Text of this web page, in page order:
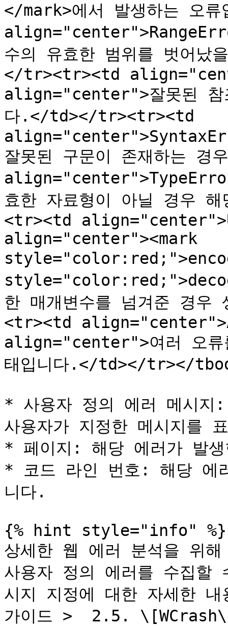
</mark>에서 발생하는 오
수의 유효한 범위를 벗어났
</tr><tr><td
align="center">잘못된 참
다.</td></tr><tr><td
잘못된 구문이 존재하는
효한 자료형이 아닐 경우
<tr><td
align="center"><mark
한 매개변수를 넘겨준 경
<tr><td
align="center">여러 오류
태입니다.</td></tr></
* 사용자 정의 에러 메시지
사용자가 지정한 메시지를
* 페이지: 해당 에러가 발생
* 코드 라인 번호: 해당 에
니다.
{% hint style="info" %}
상세한 웹 에러 분석을 위
사용자 정의 에러를 수집
시지 지정에 대한 자세한 내
가이드 >  2.5.